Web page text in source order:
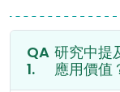
研究中提
應用價值